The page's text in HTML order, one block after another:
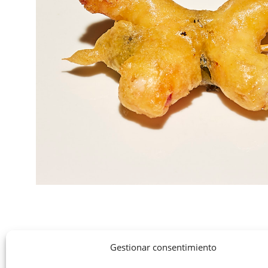
Gestionar consentimiento